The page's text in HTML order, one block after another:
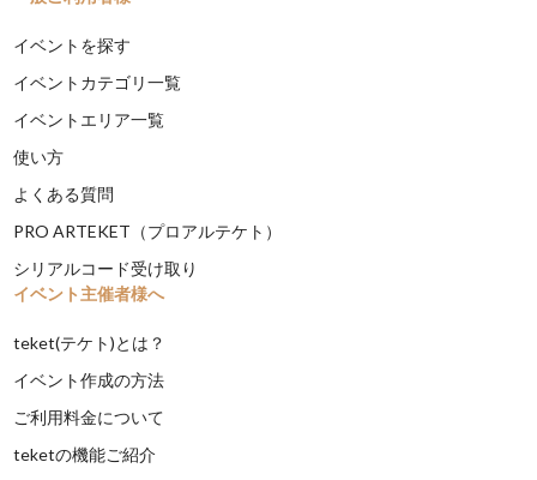
イベントを探す
イベントカテゴリ一覧
イベントエリア一覧
使い方
よくある質問
PRO ARTEKET（プロアルテケト）
シリアルコード受け取り
イベント主催者様へ
teket(テケト)とは？
イベント作成の方法
ご利用料金について
teketの機能ご紹介